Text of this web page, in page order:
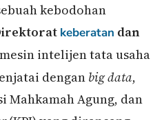
kebodohan
keberatan dan
intelijen tata usaha
dengan big data,
Mahkamah Agung, dan